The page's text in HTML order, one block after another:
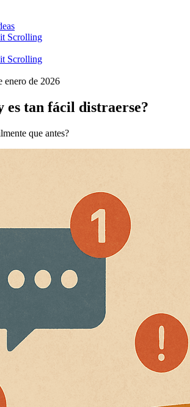
Scrolling
Scrolling
enero de 2026
es tan fácil distraerse?
que antes?